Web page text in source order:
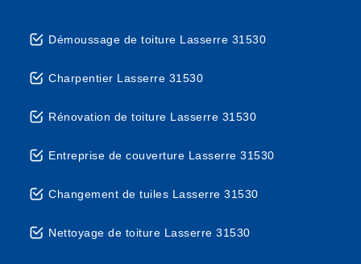
Démoussage de toiture Lasserre 31530
Charpentier Lasserre 31530
Rénovation de toiture Lasserre 31530
Entreprise de couverture Lasserre 31530
Changement de tuiles Lasserre 31530
Nettoyage de toiture Lasserre 31530